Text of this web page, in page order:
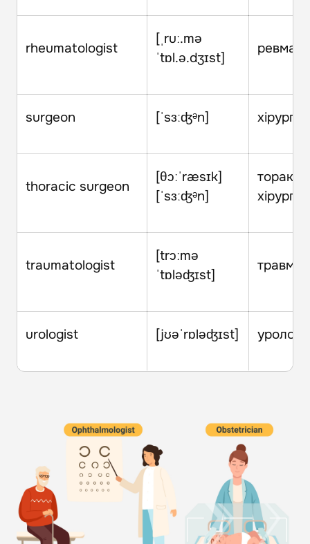
rheumatologist
[ˌruː.mə
ˈtɒl.ə.dʒɪst]
surgeon [ˈsɜːʤᵊn] хірург
thoracic surgeon
[θɔːˈræsɪk]
[ˈsɜːʤᵊn]
хірург
traumatologist
[trɔːmə
ˈtɒləʤɪst]
urologist [jʊəˈrɒləʤɪst] уролог